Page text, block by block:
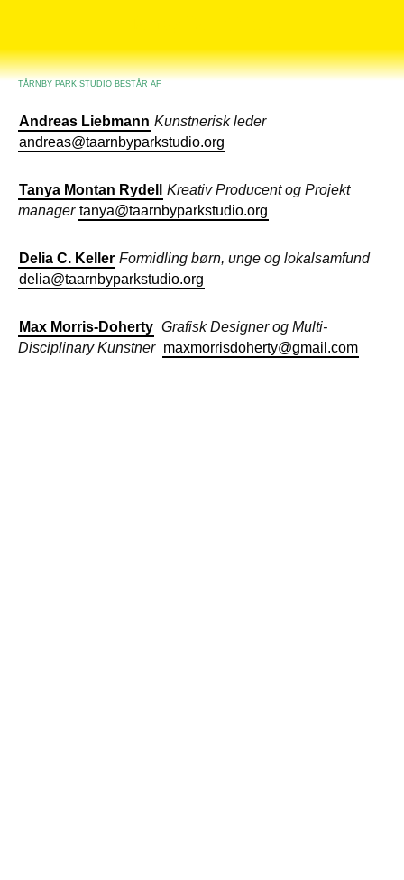
TÅRNBY PARK STUDIO BESTÅR AF
Andreas Liebmann Kunstnerisk leder
andreas@taarnbyparkstudio.org
Tanya Montan Rydell Kreativ Producentog Projekt
manager tanya@taarnbyparkstudio.org
Delia C. Keller Formidling børn, unge og lokalsamfund
delia@taarnbyparkstudio.org
Max Morris-Doherty Grafisk Designer og Multi-
Disciplinary Kunstner maxmorrisdoherty@gmail.com